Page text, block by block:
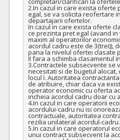
VALOAREA ESTIMATA FARA
TVA:
42.500,00 - 85.000,00 Leu
19. Sistem acces abord radial
COD CPV: 33111710-1 Accesorii
VALOAREA ESTIMATA FARA
TVA:
2.700,00 - 135.000,00 Leu
22. Sistem cu balon de ocluzie
2.In cazul in care exista oferte
egal, se va solicita reofertare
departajarii ofertelor.
In cazul in care exista oferte
ce prezinta pret egal (avand
maxim al operatorilor
acordul cadru este de 3(trei)),
pana la nivelul ofertei clasate
II fara a schimba clasamentul
3.Contractele subsecvente se
necesitati si de bugetul
locul I. Autoritatea
de atribuire, chiar daca va
operator economic cu oferta
incheia acordul cadru doar cu
4.In cazul in care operatorii
acordului-cadru nu isi
contractuale, autoritatea
rezilia unilateral acordul-cadru.
5.In cazul in care operatorul
unui contract subsecvent la